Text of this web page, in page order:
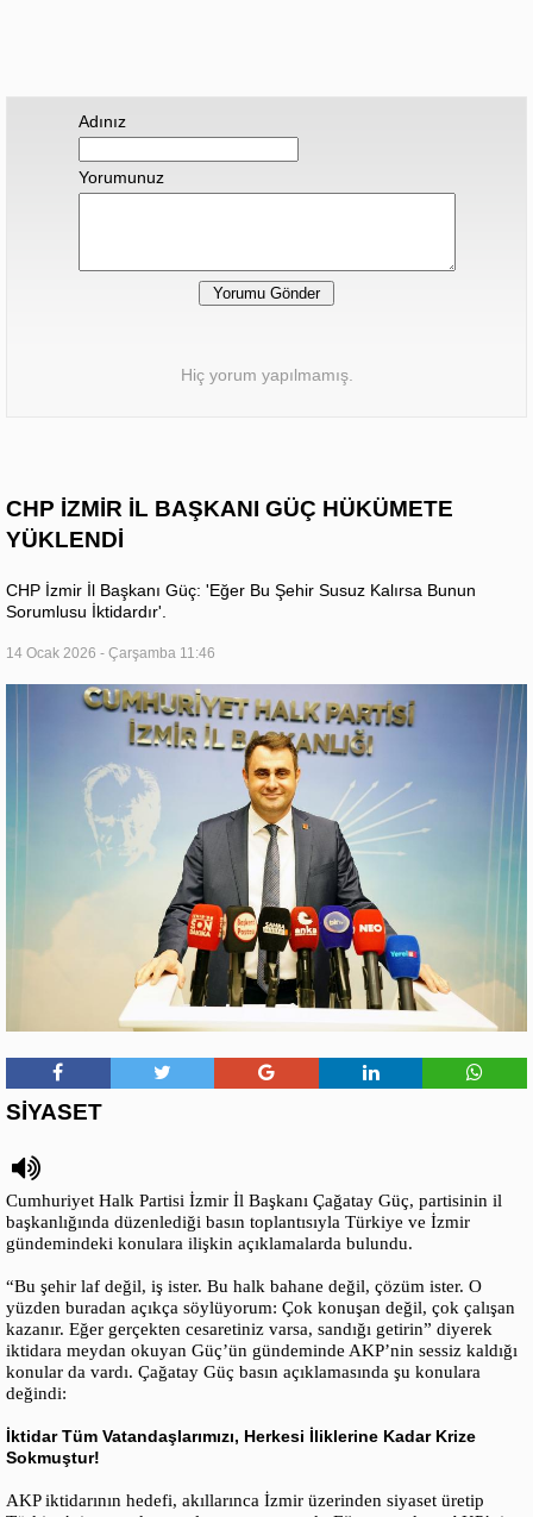
Adınız
Yorumunuz
Hiç yorum yapılmamış.
CHP İZMİR İL BAŞKANI GÜÇ HÜKÜMETE
YÜKLENDİ
CHP İzmir İl Başkanı Güç: 'Eğer Bu Şehir Susuz Kalırsa Bunun
Sorumlusu İktidardır'.
14 Ocak 2026 - Çarşamba 11:46
SİYASET
Cumhuriyet Halk Partisi İzmir İl Başkanı Çağatay Güç, partisinin il
başkanlığında düzenlediği basın toplantısıyla Türkiye ve İzmir
gündemindeki konulara ilişkin açıklamalarda bulundu.
“Bu şehir laf değil, iş ister. Bu halk bahane değil, çözüm ister. O
yüzden buradan açıkça söylüyorum: Çok konuşan değil, çok çalışan
kazanır. Eğer gerçekten cesaretiniz varsa, sandığı getirin” diyerek
iktidara meydan okuyan Güç’ün gündeminde AKP’nin sessiz kaldığı
konular da vardı. Çağatay Güç basın açıklamasında şu konulara
değindi:
İktidar Tüm Vatandaşlarımızı, Herkesi İliklerine Kadar Krize
Sokmuştur!
AKP iktidarının hedefi, akıllarınca İzmir üzerinden siyaset üretip